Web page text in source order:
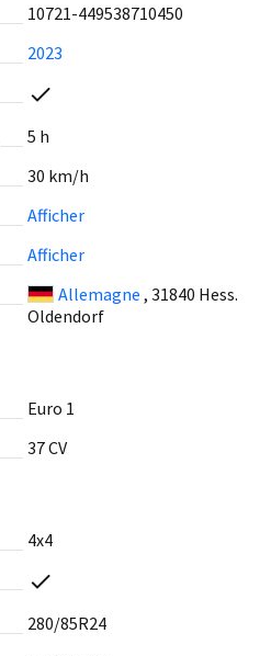
10721-449538710450
2023
5 h
30 km/h
Afficher
Afficher
Allemagne , 31840 Hess.
Oldendorf
Euro 1
37 CV
4x4
280/85R24